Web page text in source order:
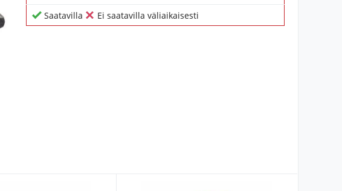
Saatavilla
Ei saatavilla väliaikaisesti